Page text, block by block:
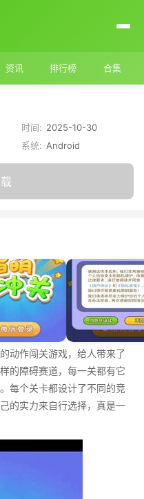
资讯 排行榜 合集
时间: 2025-10-30
系统: Android
动作闯关游戏，给人带来了
的障碍赛道，每一关都有它
每个关卡都设计了不同的竞
的实力来自行选择，真是一